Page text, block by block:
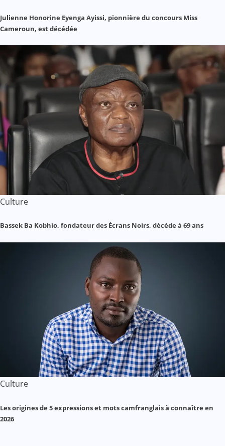
Julienne Honorine Eyenga Ayissi, pionnière du concours Miss
Cameroun, est décédée
Culture
Bassek Ba Kobhio, fondateur des Écrans Noirs, décède à 69 ans
Culture
Les origines de 5 expressions et mots camfranglais à connaître en
2026